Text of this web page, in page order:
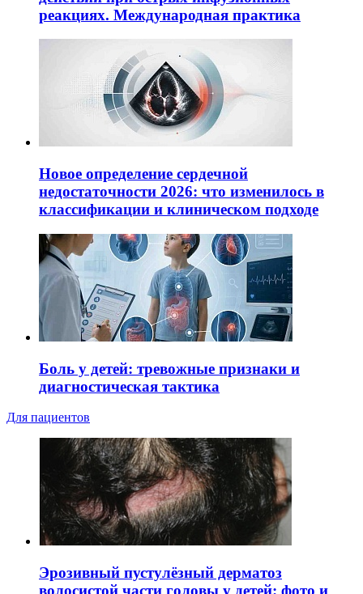
реакциях. Международная практика
Новое определение сердечной
недостаточности 2026: что изменилось в
классификации и клиническом подходе
Боль у детей: тревожные признаки и
диагностическая тактика
Для пациентов
Эрозивный пустулёзный дерматоз
волосистой части головы у детей: фото и